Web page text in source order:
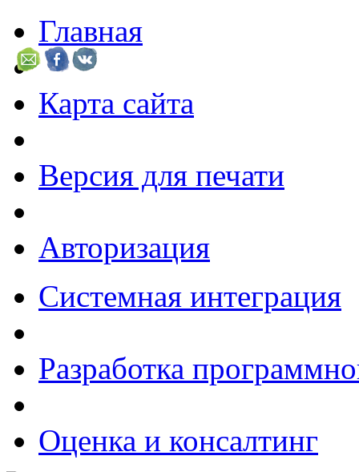
Главная
Карта сайта
Версия для печати
Авторизация
Системная интеграция
Разработка
Оценка и консалтинг